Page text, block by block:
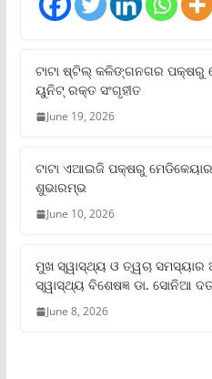
ଟାଟା ଷ୍ଟିଲ୍‌ କଳିଙ୍ଗନଗର ପକ୍ଷରୁ
ୟୁନିଟ୍‌ ରକ୍ତ ସଂଗୃହୀତ
June 19, 2026
ଟାଟା ଏଆଇଜି ପକ୍ଷରୁ
ଶୁଭାରମ୍ଭ
June 10, 2026
ମୁଖ ସ୍ୱାସ୍ଥ୍ୟ ଓ ତ୍ୱଚା
ସ୍ୱାସ୍ଥ୍ୟ ବିଶେଷଜ୍ଞ ଡା. ସୋନିଆ
June 8, 2026